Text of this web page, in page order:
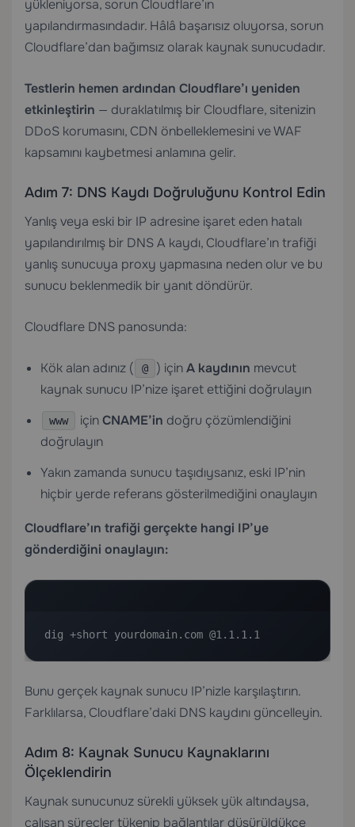
yükleniyorsa, sorun Cloudflare’ın
yapılandırmasındadır. Hâlâ başarısız oluyorsa, sorun
Cloudflare’dan bağımsız olarak kaynak sunucudadır.
Testlerin hemen ardından Cloudflare’ı yeniden
etkinleştirin — duraklatılmış bir Cloudflare, sitenizin
DDoS korumasını, CDN önbelleklemesini ve WAF
kapsamını kaybetmesi anlamına gelir.
Adım 7: DNS Kaydı Doğruluğunu Kontrol Edin
Yanlış veya eski bir IP adresine işaret eden hatalı
yapılandırılmış bir DNS A kaydı, Cloudflare’ın trafiği
yanlış sunucuya proxy yapmasına neden olur ve bu
sunucu beklenmedik bir yanıt döndürür.
Cloudflare DNS panosunda:
Kök alan adınız ( @ ) içinA kaydının mevcut
kaynak sunucu IP’nize işaret ettiğini doğrulayın
www içinCNAME’in doğru çözümlendiğini
doğrulayın
Yakın zamanda sunucu taşıdıysanız, eski IP’nin
hiçbir yerde referans gösterilmediğini onaylayın
Cloudflare’ın trafiği gerçekte hangi IP’ye
gönderdiğini onaylayın:
dig +short yourdomain.com @1.1.1.1
Bunu gerçek kaynak sunucu IP’nizle karşılaştırın.
Farklılarsa, Cloudflare’daki DNS kaydını güncelleyin.
Adım 8: Kaynak Sunucu Kaynaklarını
Ölçeklendirin
Kaynak sunucunuz sürekli yüksek yük altındaysa,
çalışan süreçler tükenip bağlantılar düşürüldükçe